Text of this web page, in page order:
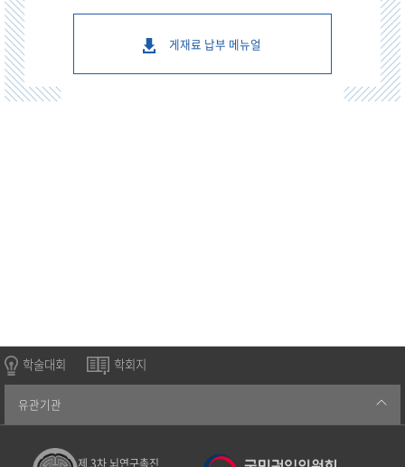
게재료 납부 메뉴얼
학술대회 학회지
유관기관
제 3차 뇌연구촉진